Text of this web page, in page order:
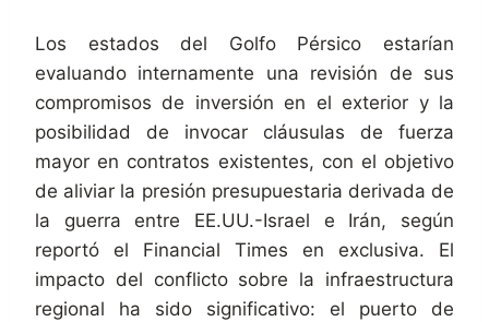
Los estados del Golfo Pérsico estarían
evaluando internamente una revisión de sus
compromisos de inversión en el exterior y la
posibilidad de invocar cláusulas de fuerza
mayor en contratos existentes, con el objetivo
de aliviar la presión presupuestaria derivada de
la guerra entre EE.UU.-Israel e Irán, según
reportó el Financial Times en exclusiva. El
impacto del conflicto sobre la infraestructura
regional ha sido significativo: el puerto de